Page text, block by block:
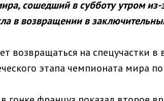
сошедший в субботу утром
в возвращении в
возвращаться на спецучастки в
этапа чемпионата мира